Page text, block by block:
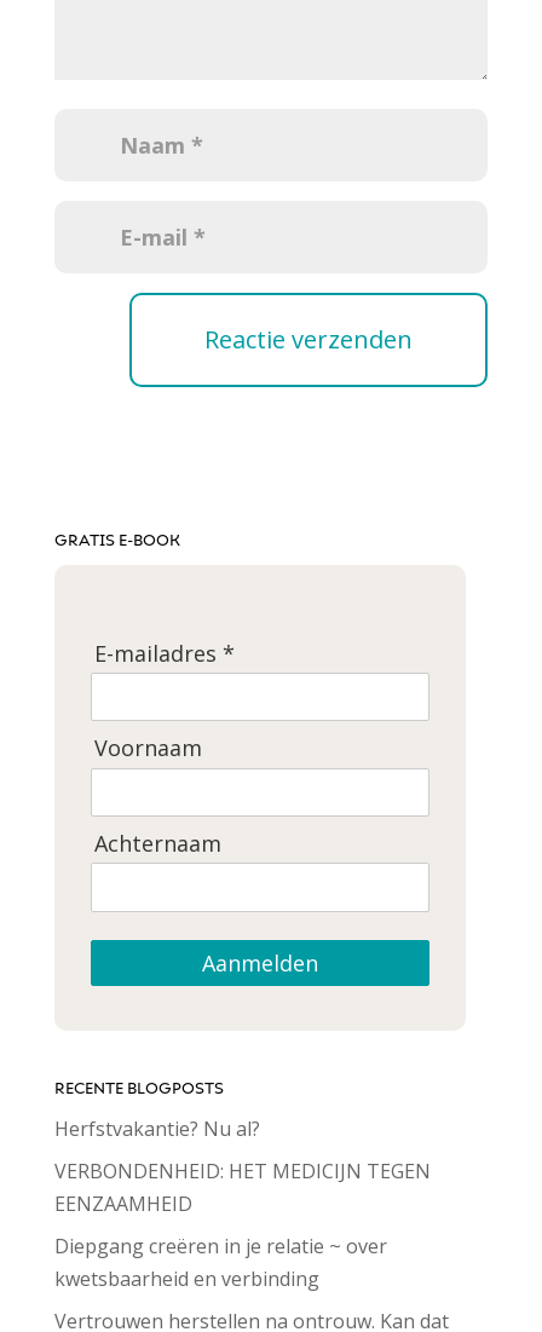
GRATIS E-BOOK
E-mailadres *
Voornaam
Achternaam
Aanmelden
RECENTE BLOGPOSTS
Herfstvakantie? Nu al?
VERBONDENHEID: HET MEDICIJN TEGEN
EENZAAMHEID
Diepgang creëren in je relatie ~ over
kwetsbaarheid en verbinding
Vertrouwen herstellen na ontrouw. Kan dat